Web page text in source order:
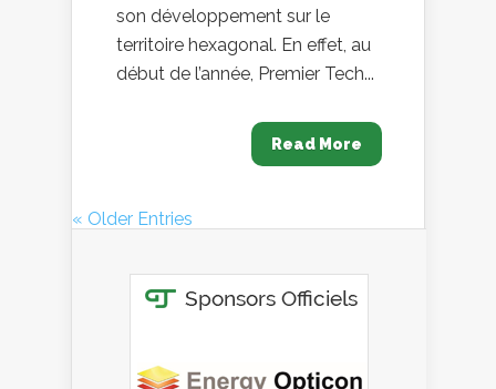
son développement sur le
territoire hexagonal. En effet, au
début de l’année, Premier Tech...
Read More
« Older Entries